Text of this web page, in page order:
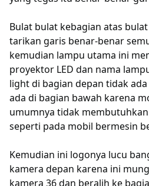
Bulat bulat kebagian atas
tarikan garis benar-benar
kemudian lampu utama ini
proyektor LED dan nama
light di bagian depan tidak
ada di bagian bawah karena
umumnya tidak
seperti pada mobil bermesin
Kemudian ini logonya lucu
kamera depan karena ini
kamera 36 dan beralih ke